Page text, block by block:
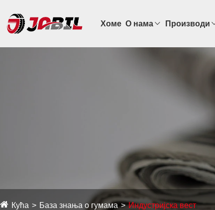
Хоме О нама Производи
Кућа База знања о гумама Индустријска вест